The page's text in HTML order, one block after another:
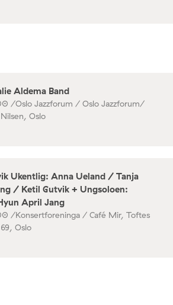
Aldema Band
/Oslo Jazzforum / Oslo Jazzforum/
Oslo
Ukentlig: Anna Ueland / Tanja
/ Ketil Gutvik + Ungsoloen:
April Jang
/Konsertforeninga / Café Mir, Toftes
Oslo